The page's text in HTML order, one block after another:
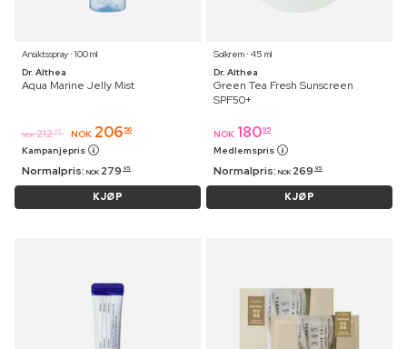
Ansiktsspray ⋅ 100 ml
Dr. Althea
Aqua Marine Jelly Mist
NOK 212 95 NOK 206 56
Kampanjepris
Normalpris: NOK 279 95
KJØP
Solkrem ⋅ 45 ml
Dr. Althea
Green Tea Fresh Sunscreen
SPF50+
NOK 18095
Medlemspris
Normalpris: NOK 269 95
KJØP